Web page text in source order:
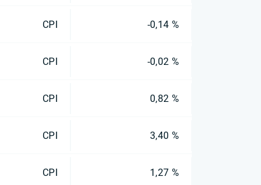
CPI -0,14 %
CPI -0,02 %
CPI 0,82 %
CPI 3,40 %
CPI 1,27 %